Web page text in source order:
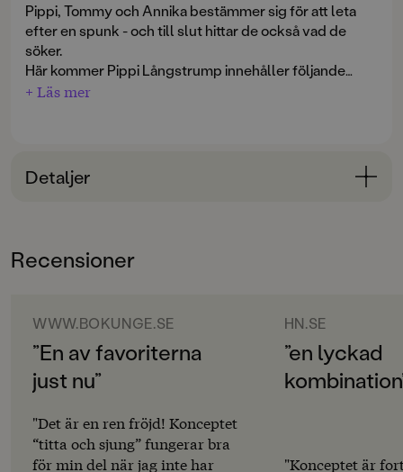
Pippi, Tommy och Annika bestämmer sig för att leta
efter en spunk - och till slut hittar de också vad de
söker.
Här kommer Pippi Långstrump innehåller följande
berättelser:
+ Läs mer
Detaljer
3-6
Svenska
SPRÅK
Svenska
PUBLICERINGSDATUM
2011-10-31
Recensioner
WWW.BOKUNGE.SE
”En av favoriterna
just nu”
"Det är en ren fröjd! Konceptet
“titta och sjung” fungerar bra
för min del när jag inte har
HN.SE
”en lyckad
"Konceptet är